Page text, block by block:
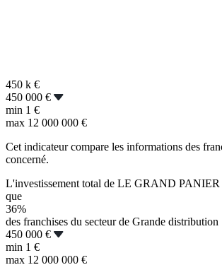
450 k €
450 000 €
min 1 €
max 12 000 000 €
Cet indicateur compare les informations des
concerné.
L'investissement total de LE GRAND PANIER
que
36%
des franchises du secteur de Grande distribution
450 000 €
min 1 €
max 12 000 000 €